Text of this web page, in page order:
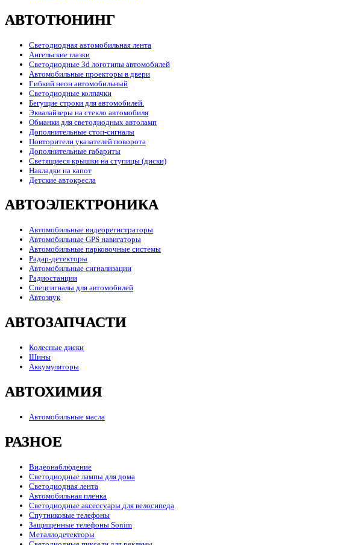
АВТОТЮНИНГ
Светодиодная автомобильная лента
Ангельские глазки
Светодиодные 3d логотипы автомобилей
Автомобильные проекторы в двери
Гибкий неон автомобильный
Светодиодные колпачки
Бегущие строки для автомобилей.
Эквалайзеры на стекло автомобиля
Обманки для светодиодных автоламп
Дополнительные стоп-сигналы
Повторители указателей поворота
Дополнительные габариты
Светящиеся крышки на ступицы (диски)
Накладки на капот
Детские автокресла
АВТОЭЛЕКТРОНИКА
Автомобильные видеорегистраторы
Автомобильные GPS навигаторы
Автомобильные парковочные системы
Радар-детекторы
Автомобильные сигнализации
Радиостанции
Спецсигналы для автомобилей
Автозвук
АВТОЗАПЧАСТИ
Колесные диски
Шины
Аккумуляторы
АВТОХИМИЯ
Автомобильные масла
РАЗНОЕ
Видеонаблюдение
Светодиодные лампы для дома
Светодиодная лента
Автомобильная пленка
Светодиодные аксессуары для велосипеда
Спутниковые телефоны
Защищенные телефоны Sonim
Металлодетекторы